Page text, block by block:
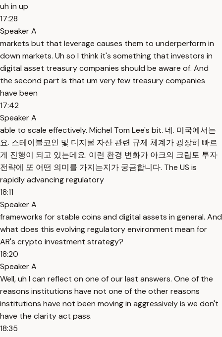
uh in up
17:28
Speaker A
markets but that leverage causes them to underperform in
down markets. Uh so I think it's something that investors in
digital asset treasury companies should be aware of. And
the second part is that um very few treasury companies
have been
17:42
Speaker A
able to scale effectively. Michel Tom Lee's bit. 네. 미국에서는
요. 스테이블코인 및 디지털 자산 관련 규제 체계가 굉장히 빠르
게 진행이 되고 있는데요. 이런 환경 변화가 아크의 크립토 투자
전략에 또 어떤 의미를 가지는지가 궁금합니다. The US is
rapidly advancing regulatory
18:11
Speaker A
frameworks for stable coins and digital assets in general. And
what does this evolving regulatory environment mean for
AR's crypto investment strategy?
18:20
Speaker A
Well, uh I can reflect on one of our last answers. One of the
reasons institutions have not one of the other reasons
institutions have not been moving in aggressively is we don't
have the clarity act pass.
18:35